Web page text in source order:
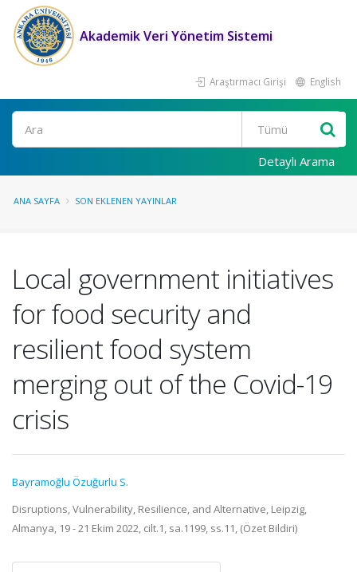
Akademik Veri Yönetim Sistemi
Araştırmacı Girişi English
Ara
Detaylı Arama
ANA SAYFA SON EKLENEN YAYINLAR
Local government initiatives
for food security and
resilient food system
merging out of the Covid-19
crisis
Bayramoğlu Özuğurlu S.
Disruptions, Vulnerability, Resilience, and Alternative, Leipzig,
Almanya, 19 - 21 Ekim 2022, cilt.1, sa.1199, ss.11, (Özet Bildiri)